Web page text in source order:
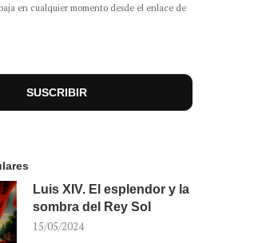
en cualquier momento desde el enlace de
Luis XIV. El esplendor y la
sombra del Rey Sol
15/05/2024